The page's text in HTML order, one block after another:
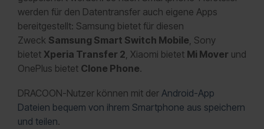
werden für den Datentransfer auch eigene Apps
bereitgestellt: Samsung bietet für diesen
Zweck Samsung Smart Switch Mobile, Sony
bietet Xperia Transfer 2, Xiaomi bietet Mi Mover und
OnePlus bietet Clone Phone.
DRACOON-Nutzer können mit der Android-App
Dateien bequem von ihrem Smartphone aus speichern
und teilen.